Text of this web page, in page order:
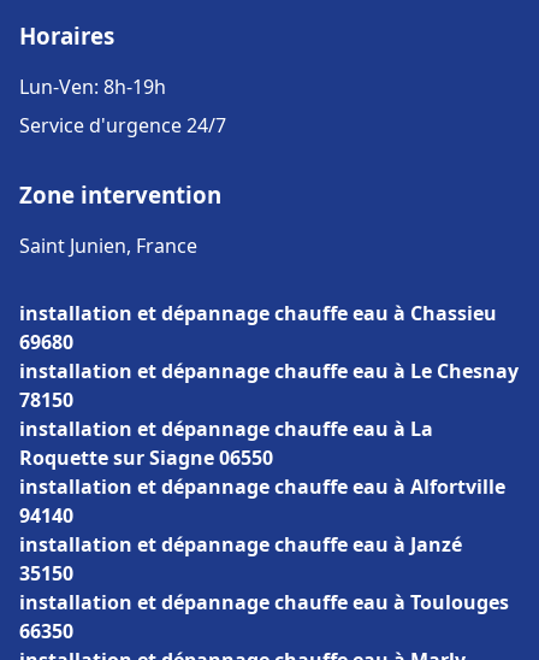
Horaires
Lun-Ven: 8h-19h
Service d'urgence 24/7
Zone intervention
Saint Junien, France
installation et dépannage chauffe eau à Chassieu
69680
installation et dépannage chauffe eau à Le Chesnay
78150
installation et dépannage chauffe eau à La
Roquette sur Siagne 06550
installation et dépannage chauffe eau à Alfortville
94140
installation et dépannage chauffe eau à Janzé
35150
installation et dépannage chauffe eau à Toulouges
66350